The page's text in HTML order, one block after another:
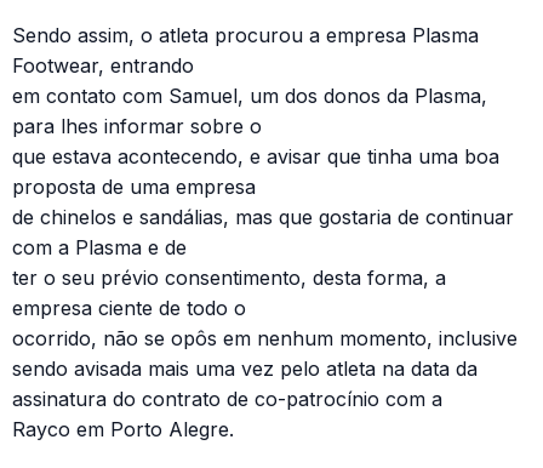
Sendo assim, o atleta procurou a empresa Plasma
Footwear, entrando
em contato com Samuel, um dos donos da Plasma,
para lhes informar sobre o
que estava acontecendo, e avisar que tinha uma boa
proposta de uma empresa
de chinelos e sandálias, mas que gostaria de continuar
com a Plasma e de
ter o seu prévio consentimento, desta forma, a
empresa ciente de todo o
ocorrido, não se opôs em nenhum momento, inclusive
sendo avisada mais uma vez pelo atleta na data da
assinatura do contrato de co-patrocínio com a
Rayco em Porto Alegre.